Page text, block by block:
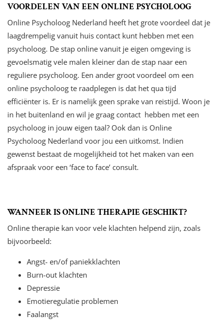
VOORDELEN VAN EEN ONLINE PSYCHOLOOG
Online Psycholoog Nederland heeft het grote voordeel dat je
laagdrempelig vanuit huis contact kunt hebben met een
psycholoog. De stap online vanuit je eigen omgeving is
gevoelsmatig vele malen kleiner dan de stap naar een
reguliere psycholoog. Een ander groot voordeel om een
online psycholoog te raadplegen is dat het qua tijd
efficiënter is. Er is namelijk geen sprake van reistijd. Woon je
in het buitenland en wil je graag contact hebben met een
psycholoog in jouw eigen taal? Ook dan is Online
Psycholoog Nederland voor jou een uitkomst. Indien
gewenst bestaat de mogelijkheid tot het maken van een
afspraak voor een ‘face to face’ consult.
WANNEER IS ONLINE THERAPIE GESCHIKT?
Online therapie kan voor vele klachten helpend zijn, zoals
bijvoorbeeld:
Angst- en/of paniekklachten
Burn-out klachten
Depressie
Emotieregulatie problemen
Faalangst